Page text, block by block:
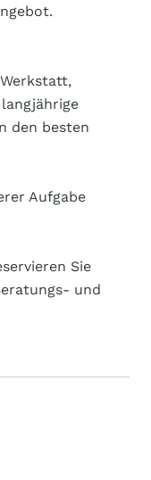
den besten
Aufgabe
Sie
und